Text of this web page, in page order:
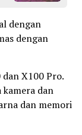
dengan
dengan
X100 Pro.
kamera dan
dan memori